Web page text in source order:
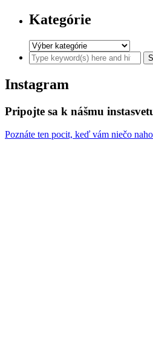
Kategórie
Instagram
Pripojte sa k nášmu
Poznáte ten pocit, keď vám niečo